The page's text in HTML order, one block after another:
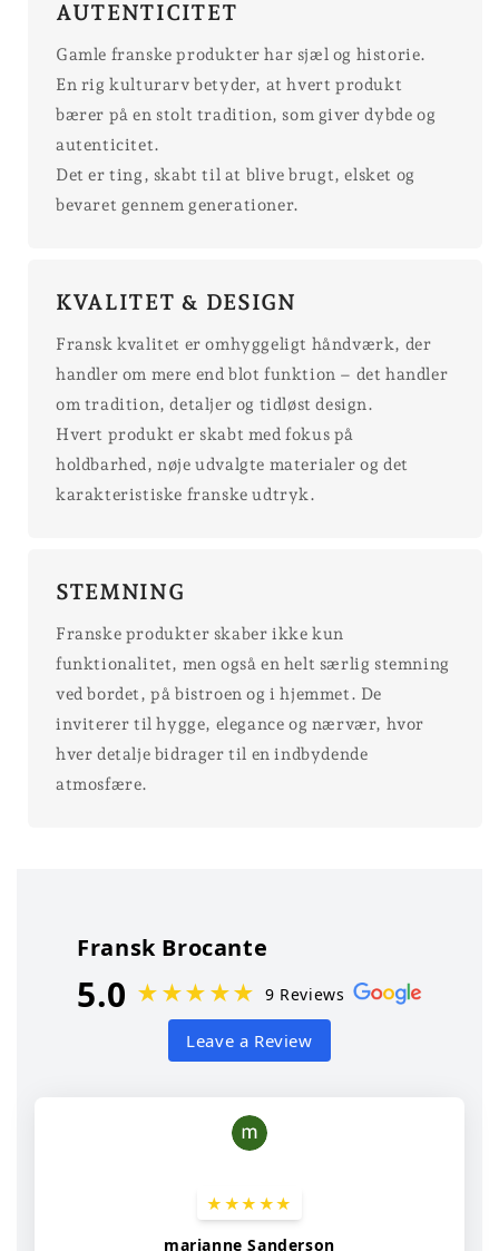
AUTENTICITET
Gamle franske produkter har sjæl og historie.
En rig kulturarv betyder, at hvert produkt
bærer på en stolt tradition, som giver dybde og
autenticitet.
Det er ting, skabt til at blive brugt, elsket og
bevaret gennem generationer.
KVALITET & DESIGN
Fransk kvalitet er omhyggeligt håndværk, der
handler om mere end blot funktion – det handler
om tradition, detaljer og tidløst design.
Hvert produkt er skabt med fokus på
holdbarhed, nøje udvalgte materialer og det
karakteristiske franske udtryk.
STEMNING
Franske produkter skaber ikke kun
funktionalitet, men også en helt særlig stemning
ved bordet, på bistroen og i hjemmet. De
inviterer til hygge, elegance og nærvær, hvor
hver detalje bidrager til en indbydende
atmosfære.